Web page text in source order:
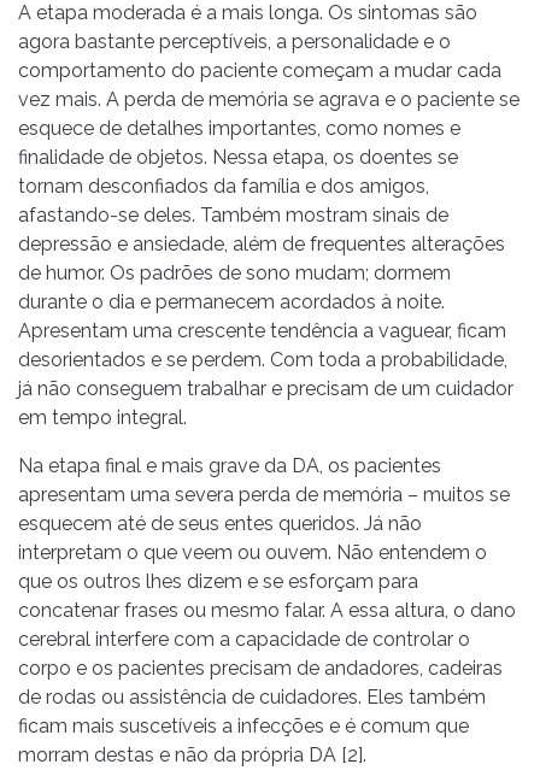
A etapa moderada é a mais longa. Os sintomas são
agora bastante perceptíveis, a personalidade e o
comportamento do paciente começam a mudar cada
vez mais. A perda de memória se agrava e o paciente se
esquece de detalhes importantes, como nomes e
finalidade de objetos. Nessa etapa, os doentes se
tornam desconfiados da família e dos amigos,
afastando-se deles. Também mostram sinais de
depressão e ansiedade, além de frequentes alterações
de humor. Os padrões de sono mudam; dormem
durante o dia e permanecem acordados à noite.
Apresentam uma crescente tendência a vaguear, ficam
desorientados e se perdem. Com toda a probabilidade,
já não conseguem trabalhar e precisam de um cuidador
em tempo integral.
Na etapa final e mais grave da DA, os pacientes
apresentam uma severa perda de memória – muitos se
esquecem até de seus entes queridos. Já não
interpretam o que veem ou ouvem. Não entendem o
que os outros lhes dizem e se esforçam para
concatenar frases ou mesmo falar. A essa altura, o dano
cerebral interfere com a capacidade de controlar o
corpo e os pacientes precisam de andadores, cadeiras
de rodas ou assistência de cuidadores. Eles também
ficam mais suscetíveis a infecções e é comum que
morram destas e não da própria DA [2].